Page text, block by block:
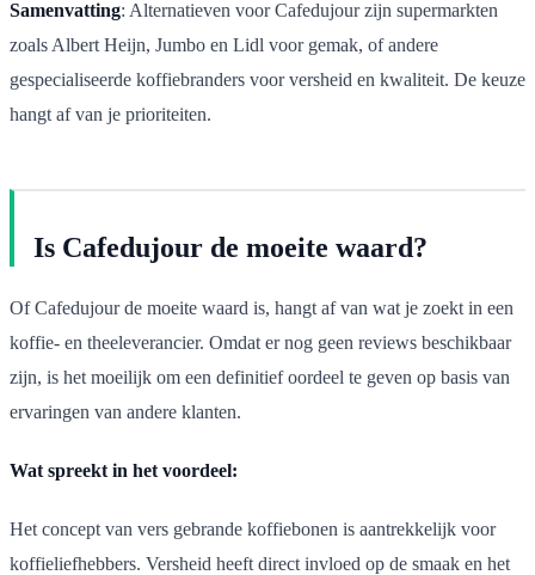
Samenvatting: Alternatieven voor Cafedujour zijn supermarkten
zoals Albert Heijn, Jumbo en Lidl voor gemak, of andere
gespecialiseerde koffiebranders voor versheid en kwaliteit. De keuze
hangt af van je prioriteiten.
Is Cafedujour de moeite waard?
Of Cafedujour de moeite waard is, hangt af van wat je zoekt in een
koffie- en theeleverancier. Omdat er nog geen reviews beschikbaar
zijn, is het moeilijk om een definitief oordeel te geven op basis van
ervaringen van andere klanten.
Wat spreekt in het voordeel:
Het concept van vers gebrande koffiebonen is aantrekkelijk voor
koffieliefhebbers. Versheid heeft direct invloed op de smaak en het